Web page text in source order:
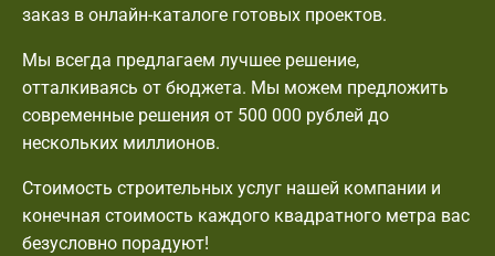
заказ в онлайн-каталоге готовых проектов.
Мы всегда предлагаем лучшее решение,
отталкиваясь от бюджета. Мы можем предложить
современные решения от 500 000 рублей до
нескольких миллионов.
Стоимость строительных услуг нашей компании и
конечная стоимость каждого квадратного метра вас
безусловно порадуют!